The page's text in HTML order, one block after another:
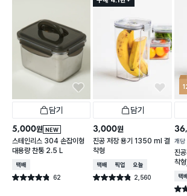
담기
NEW
5,000원
스테인리스 304 손잡이형
대용량 찬통 2.5 L
택배배송
별점 4.8점 62
건 작성
담기
3,000원
진공 저장 용기 1350 ml 결
착형
택배배송매장픽업오늘배송
별점 4.8점 2,560
건 작성
개당
진
착
택
별점